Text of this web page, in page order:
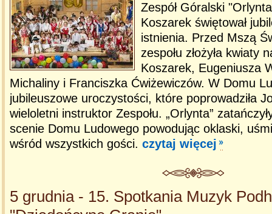
Zespół Góralski
Koszarek świętował
istnienia. Przed Mszą
zespołu złożyła kwiaty
Koszarek, Eugeniusza
Michaliny i Franciszka Ćwiżewiczów. W Domu
jubileuszowe uroczystości, które poprowadziła
wieloletni instruktor Zespołu. „Orlynta”
scenie Domu Ludowego powodując oklaski,
wśród wszystkich gości. czytaj więcej
5 grudnia - 15. Spotkania Muzyk